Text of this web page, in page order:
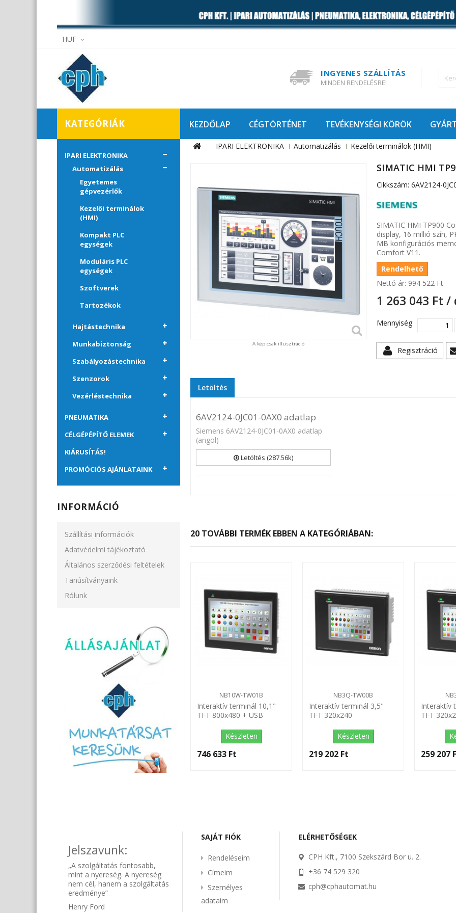
HUF
INGYENES SZÁLLÍTÁS
MINDEN RENDELÉSRE!
KEZDŐLAP CÉGTÖRTÉNET TEVÉKENYSÉGI KÖRÖK
KATEGÓRIÁK
IPARI ELEKTRONIKA
Automatizálás
Egyetemes
gépvezérlők
Kezelői terminálok
(HMI)
Kompakt PLC
egységek
Moduláris PLC
egységek
Szoftverek
Tartozékok
Hajtástechnika
Munkabiztonság
Szabályozástechnika
Szenzorok
Vezérléstechnika
PNEUMATIKA
CÉLGÉPÉPÍTŐ ELEMEK
KIÁRUSÍTÁS!
PROMÓCIÓS AJÁNLATAINK
INFORMÁCIÓ
Szállítási információk
Adatvédelmi tájékoztató
Általános szerződési feltételek
Tanúsítványaink
Rólunk
IPARI ELEKTRONIKA Automatizálás Kezelői terminálok (HMI)
A kép csak illusztráció
SIMATIC HMI
Cikkszám: 6AV2124-
SIMATIC HMI TP900
display, 16 millió szín,
MB konfigurációs
Comfort V11.
Rendelhető
Nettó ár: 994 522 Ft‎
1 263 043 Ft‎ /
Mennyiség
Regisztráció
Letöltés
6AV2124-0JC01-0AX0 adatlap
Siemens 6AV2124-0JC01-0AX0 adatlap
(angol)
Letöltés (287.56k)
20 TOVÁBBI TERMÉK EBBEN A KATEGÓRIÁBAN:
NB10W-TW01B
Interaktív terminál 10,1"
TFT 800x480 + USB
Készleten
746 633 Ft‎
NB3Q-TW00B
Interaktív terminál 3,5"
TFT 320x240
Készleten
219 202 Ft‎
Interaktív
TFT
259 207
Jelszavunk:
„A szolgáltatás fontosabb,
mint a nyereség. A nyereség
nem cél, hanem a szolgáltatás
eredménye”
Henry Ford
SAJÁT FIÓK
Rendeléseim
Címeim
Személyes
adataim
ELÉRHETŐSÉGEK
CPH Kft., 7100 Szekszárd Bor u. 2.
+36 74 529 320
cph@cphautomat.hu